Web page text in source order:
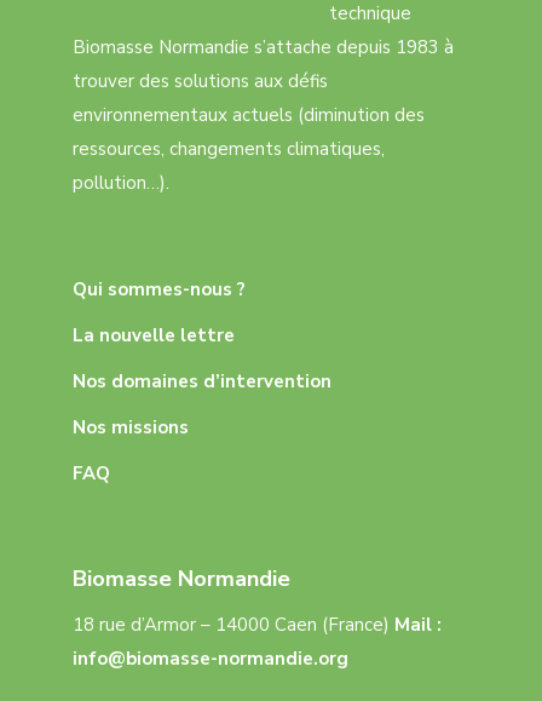
technique
Biomasse Normandie s’attache depuis 1983 à
trouver des solutions aux défis
environnementaux actuels (diminution des
ressources, changements climatiques,
pollution…).
Qui sommes-nous ?
La nouvelle lettre
Nos domaines d’intervention
Nos missions
FAQ
Biomasse Normandie
18 rue d’Armor – 14000 Caen (France) Mail :
info@biomasse-normandie.org